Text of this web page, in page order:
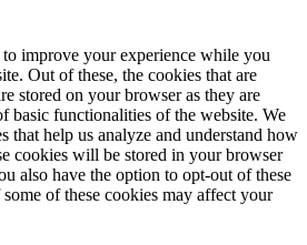
improve your experience while you
Out of these, the cookies that are
stored on your browser as they are
basic functionalities of the website. We
that help us analyze and understand how
cookies will be stored in your browser
also have the option to opt-out of these
of these cookies may affect your